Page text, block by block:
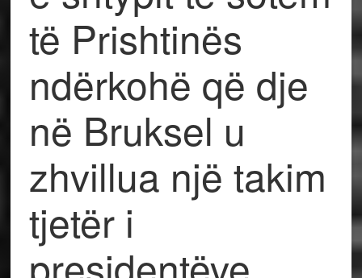
të Prishtinës
ndërkohë që dje
në Bruksel u
zhvillua një takim
tjetër i
presidentëve